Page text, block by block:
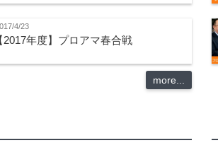
4/23
2017年度】プロアマ春合戦
more...